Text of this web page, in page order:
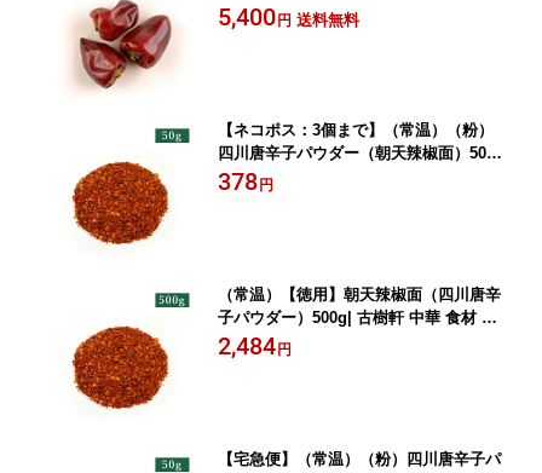
辣椒 チョウテンガンラージャオ 粒 原形
四川料理 中華料理 本格中華 麻婆豆腐
5,400 円 送料無料
【ネコポス：3個まで】（常温）（粉）
四川唐辛子パウダー（朝天辣椒面）50g|
古樹軒 中華 食材 朝天辣椒 四川唐辛子
378 円
（常温）【徳用】朝天辣椒面（四川唐辛
子パウダー）500g| 古樹軒 中華 食材 朝
天辣椒 四川唐辛子 とうがらし 粉 粉末
パウダー しびれ料理 四川料理 中華料理
2,484 円
【宅急便】（常温）（粉）四川唐辛子パ